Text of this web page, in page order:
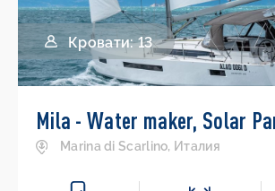
Кровати: 13
Marina di Scarlino, Италия